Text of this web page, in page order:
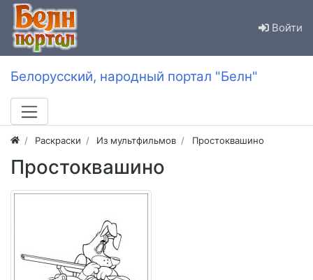
Войти
Белорусский, народный портал "Белн"
Раскраски Из мультфильмов Простоквашино
Простоквашино